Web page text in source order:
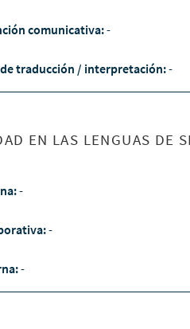
comunicativa:-
traducción / interpretación:-
EN LAS LENGUAS DE
-
-
-